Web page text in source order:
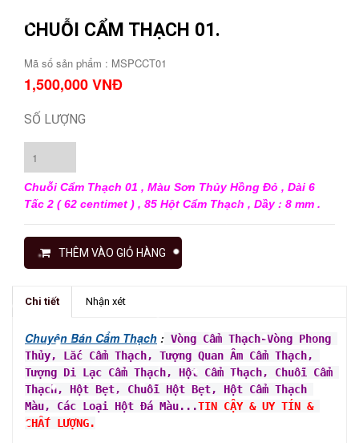
CHUỖI CẨM THẠCH 01.
Mã số sản phẩm : MSPCCT01
1,500,000 VNĐ
SỐ LƯỢNG
Chuỗi Cẩm Thạch 01 , Màu Sơn Thủy Hồng Đỏ , Dài 6
Tấc 2 ( 62 centimet ) , 85 Hột Cẩm Thạch , Dầy : 8 mm .
THÊM VÀO GIỎ HÀNG
Chi tiết Nhận xét
Chuyên Bán Cẩm Thạch : Vòng Cẩm Thạch-Vòng Phong
Thủy, Lắc Cẩm Thạch, Tượng Quan Âm Cẩm Thạch,
Tượng Di Lạc Cẩm Thạch, Hột Cẩm Thạch, Chuỗi Cẩm
Thạch, Hột Bẹt, Chuỗi Hột Bẹt, Hột Cẩm Thạch
Màu, Các Loại Hột Đá Màu...TIN CẬY & UY TÍN &
CHẤT LƯỢNG.